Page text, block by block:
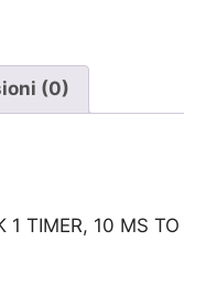
(0)
1 TIMER, 10 MS TO